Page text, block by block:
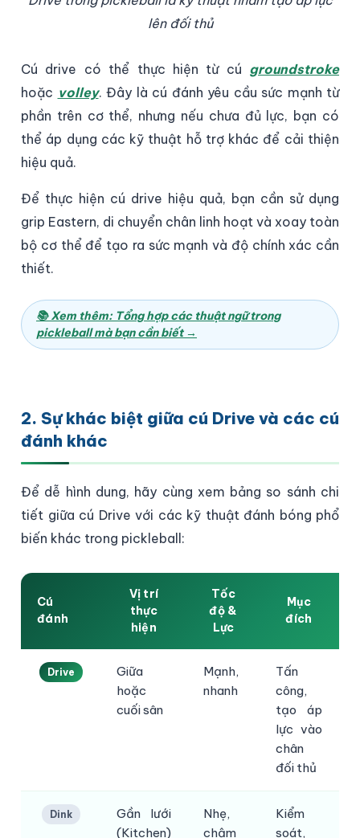
lên đối thủ
Cú drive có thể thực hiện từ cú groundstroke
hoặc volley. Đây là cú đánh yêu cầu sức mạnh từ
phần trên cơ thể, nhưng nếu chưa đủ lực, bạn có
thể áp dụng các kỹ thuật hỗ trợ khác để cải thiện
hiệu quả.
Để thực hiện cú drive hiệu quả, bạn cần sử dụng
grip Eastern, di chuyển chân linh hoạt và xoay toàn
bộ cơ thể để tạo ra sức mạnh và độ chính xác cần
thiết.
📚 Xem thêm: Tổng hợp các thuật ngữ trong
pickleball mà bạn cần biết →
2. Sự khác biệt giữa cú Drive và các cú
đánh khác
Để dễ hình dung, hãy cùng xem bảng so sánh chi
tiết giữa cú Drive với các kỹ thuật đánh bóng phổ
biến khác trong pickleball:
Cú
đánh
Vị trí
thực
hiện
Tốc
độ &
Lực
Mục
đích
Drive
Giữa
hoặc
cuối sân
Mạnh,
nhanh
Tấn
công,
tạo áp
lực vào
chân
đối thủ
Dink
Gần lưới
(Kitchen)
Nhẹ,
chậm
Kiểm
soát,